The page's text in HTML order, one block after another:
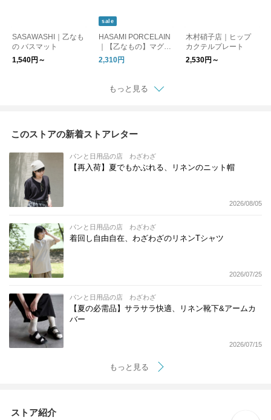
SASAWASHI｜乙なも
の バスマット
1,540円～
sale
HASAMI PORCELAIN
｜【乙なもの】マグカ
ップ Mサイズ
2,310円
木村硝子店｜ヒップ
カクテルプレート
2,530円～
もっと見る
このストアの新着ストアレター
パンと日用品の店 わざわざ
【再入荷】夏でもかぶれる、リネンのニット帽
2026/08/05
パンと日用品の店 わざわざ
着回し自由自在、わざわざのリネンTシャツ
2026/07/25
パンと日用品の店 わざわざ
【夏の必需品】サラサラ快適、リネン靴下&アームカ
バー
2026/07/15
もっと見る
ストア紹介